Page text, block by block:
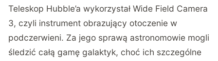
Teleskop Hubble’a wykorzystał Wide Field Camera
3, czyli instrument obrazujący otoczenie w
podczerwieni. Za jego sprawą astronomowie mogli
śledzić całą gamę galaktyk, choć ich szczególne